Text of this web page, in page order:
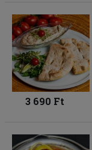
3 690 Ft